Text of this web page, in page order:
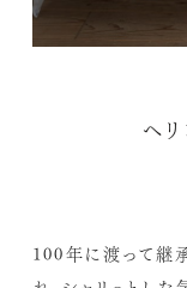
ヘ
100年に渡って継